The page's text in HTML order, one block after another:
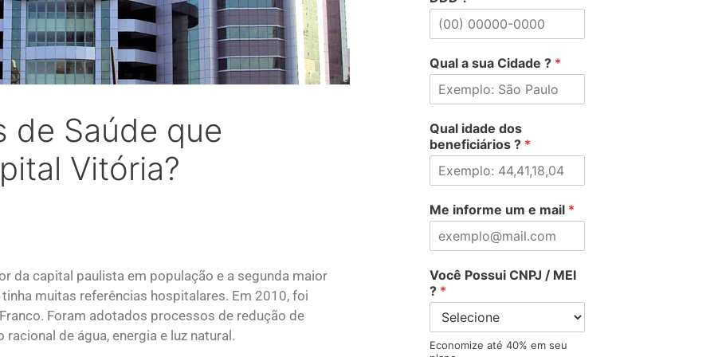
de Saúde que
Vitória?
da capital paulista em população e a segunda maior
muitas referências hospitalares. Em 2010, foi
Foram adotados processos de redução de
de água, energia e luz natural.
Qual a sua Cidade ? *
Qual idade dos
beneficiários ? *
Me informe um e mail *
Você Possui CNPJ / MEI
? *
Economize até 40% em seu